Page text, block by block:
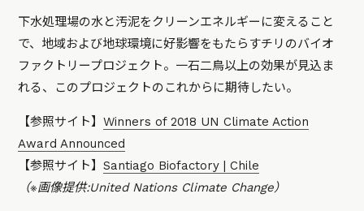
下水処理場の水と汚泥をクリーンエネルギーに変えること
で、地域および地球環境に好影響をもたらすチリのバイオ
ファクトリープロジェクト。一石二鳥以上の効果が見込ま
れる、このプロジェクトのこれからに期待したい。
【参照サイト】Winners of 2018 UN Climate Action
Award Announced
【参照サイト】Santiago Biofactory | Chile
（※画像提供:United Nations Climate Change）